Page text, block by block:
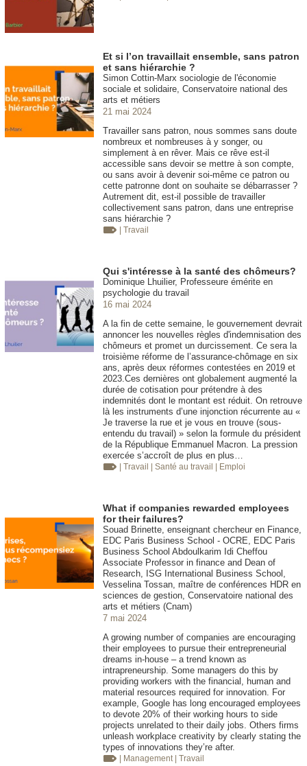
Et si l’on travaillait ensemble, sans patron
et sans hiérarchie ?
Simon Cottin-Marx sociologie de l'économie
sociale et solidaire, Conservatoire national des
arts et métiers
21 mai 2024
Travailler sans patron, nous sommes sans doute
nombreux et nombreuses à y songer, ou
simplement à en rêver. Mais ce rêve est-il
accessible sans devoir se mettre à son compte,
ou sans avoir à devenir soi-même ce patron ou
cette patronne dont on souhaite se débarrasser ?
Autrement dit, est-il possible de travailler
collectivement sans patron, dans une entreprise
sans hiérarchie ?
| Travail
Qui s'intéresse à la santé des chômeurs?
Dominique Lhuilier, Professeure émérite en
psychologie du travail
16 mai 2024
A la fin de cette semaine, le gouvernement devrait
annoncer les nouvelles règles d'indemnisation des
chômeurs et promet un durcissement. Ce sera la
troisième réforme de l’assurance-chômage en six
ans, après deux réformes contestées en 2019 et
2023.Ces dernières ont globalement augmenté la
durée de cotisation pour prétendre à des
indemnités dont le montant est réduit. On retrouve
là les instruments d’une injonction récurrente au «
Je traverse la rue et je vous en trouve (sous-
entendu du travail) » selon la formule du président
de la République Emmanuel Macron. La pression
exercée s’accroît de plus en plus…
| Travail | Santé au travail | Emploi
What if companies rewarded employees
for their failures?
Souad Brinette, enseignant chercheur en Finance,
EDC Paris Business School - OCRE, EDC Paris
Business School Abdoulkarim Idi Cheffou
Associate Professor in finance and Dean of
Research, ISG International Business School,
Vesselina Tossan, maître de conférences HDR en
sciences de gestion, Conservatoire national des
arts et métiers (Cnam)
7 mai 2024
A growing number of companies are encouraging
their employees to pursue their entrepreneurial
dreams in-house – a trend known as
intrapreneurship. Some managers do this by
providing workers with the financial, human and
material resources required for innovation. For
example, Google has long encouraged employees
to devote 20% of their working hours to side
projects unrelated to their daily jobs. Others firms
unleash workplace creativity by clearly stating the
types of innovations they’re after.
| Management | Travail